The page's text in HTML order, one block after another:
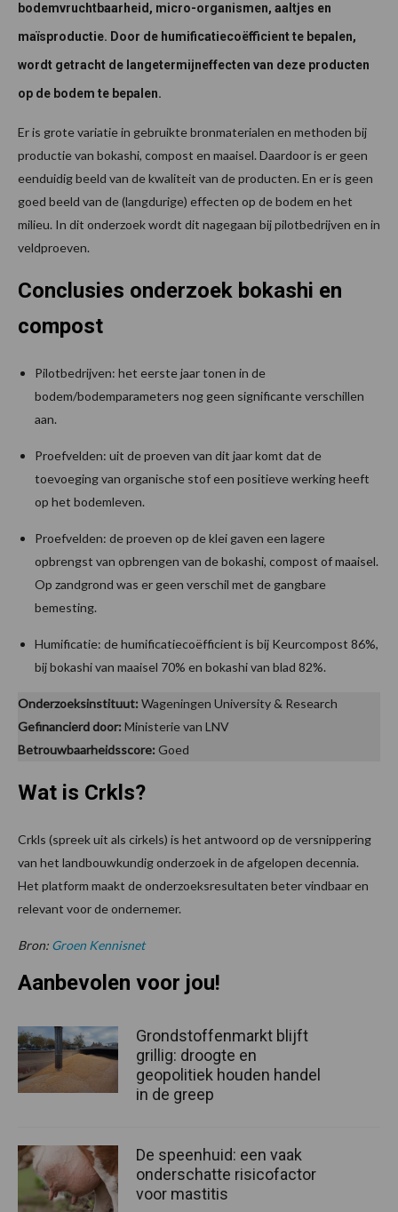
bodemvruchtbaarheid, micro-organismen, aaltjes en
maïsproductie. Door de humificatiecoëfficient te bepalen,
wordt getracht de langetermijneffecten van deze producten
op de bodem te bepalen.
Er is grote variatie in gebruikte bronmaterialen en methoden bij
productie van bokashi, compost en maaisel. Daardoor is er geen
eenduidig beeld van de kwaliteit van de producten. En er is geen
goed beeld van de (langdurige) effecten op de bodem en het
milieu. In dit onderzoek wordt dit nagegaan bij pilotbedrijven en in
veldproeven.
Conclusies onderzoek bokashi en
compost
Pilotbedrijven: het eerste jaar tonen in de
bodem/bodemparameters nog geen significante verschillen
aan.
Proefvelden: uit de proeven van dit jaar komt dat de
toevoeging van organische stof een positieve werking heeft
op het bodemleven.
Proefvelden: de proeven op de klei gaven een lagere
opbrengst van opbrengen van de bokashi, compost of maaisel.
Op zandgrond was er geen verschil met de gangbare
bemesting.
Humificatie: de humificatiecoëfficient is bij Keurcompost 86%,
bij bokashi van maaisel 70% en bokashi van blad 82%.
Onderzoeksinstituut: Wageningen University & Research
Gefinancierd door: Ministerie van LNV
Betrouwbaarheidsscore: Goed
Wat is Crkls?
Crkls (spreek uit als cirkels) is het antwoord op de versnippering
van het landbouwkundig onderzoek in de afgelopen decennia.
Het platform maakt de onderzoeksresultaten beter vindbaar en
relevant voor de ondernemer.
Bron: Groen Kennisnet
Aanbevolen voor jou!
Grondstoffenmarkt blijft
grillig: droogte en
geopolitiek houden handel
in de greep
De speenhuid: een vaak
onderschatte risicofactor
voor mastitis